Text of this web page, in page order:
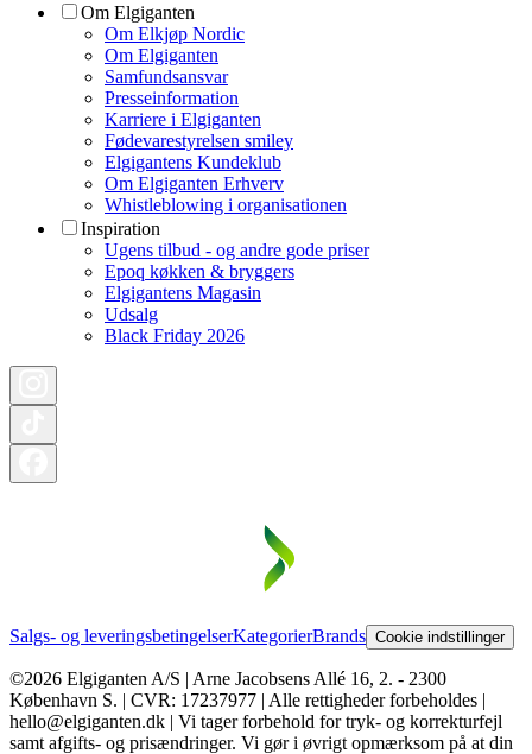
Om Elgiganten
Om Elkjøp Nordic
Om Elgiganten
Samfundsansvar
Presseinformation
Karriere i Elgiganten
Fødevarestyrelsen smiley
Elgigantens Kundeklub
Om Elgiganten Erhverv
Whistleblowing i organisationen
Inspiration
Ugens tilbud - og andre gode priser
Epoq køkken & bryggers
Elgigantens Magasin
Udsalg
Black Friday 2026
Salgs- og leveringsbetingelserKategorierBrands Cookie indstillinger
©2026 Elgiganten A/S | Arne Jacobsens Allé 16, 2. - 2300
København S. | CVR: 17237977 | Alle rettigheder forbeholdes |
hello@elgiganten.dk | Vi tager forbehold for tryk- og korrekturfejl
samt afgifts- og prisændringer. Vi gør i øvrigt opmærksom på at din